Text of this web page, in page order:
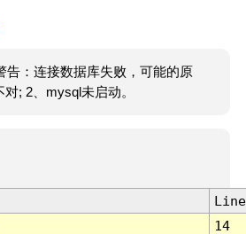
告：连接数据库失败，可能的原
; 2、mysql未启动。
Line
14